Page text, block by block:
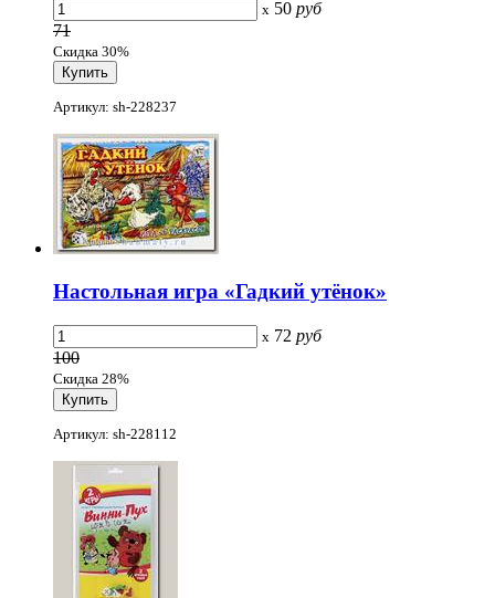
x 50 руб
71
Скидка 30%
Артикул: sh-228237
Настольная игра «Гадкий утёнок»
x 72 руб
100
Скидка 28%
Артикул: sh-228112